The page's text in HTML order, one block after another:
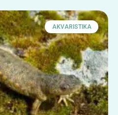
AKVARISTIKA